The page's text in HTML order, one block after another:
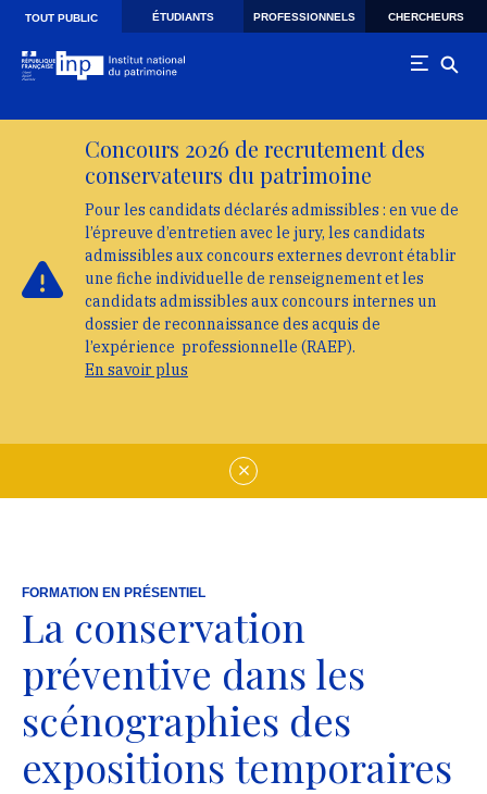
Skip to main navigation
Aller au contenu principal
TOUT PUBLIC ÉTUDIANTS PROFESSIONNELS CHERCHEURS
Concours 2026 de recrutement des
conservateurs du patrimoine
Pour les candidats déclarés admissibles : en vue de
l’épreuve d’entretien avec le jury, les candidats
admissibles aux concours externes devront établir
une fiche individuelle de renseignement et les
candidats admissibles aux concours internes un
dossier de reconnaissance des acquis de
l’expérience professionnelle (RAEP).
En savoir plus
FORMATION EN PRÉSENTIEL
La conservation
préventive dans les
scénographies des
expositions temporaires